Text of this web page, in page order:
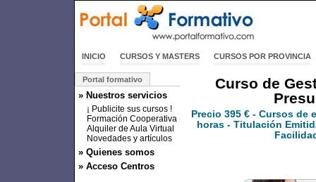
INICIO CURSOS Y MASTERS CURSOS POR PROVINCIA
Portal formativo
» Nuestros servicios
¡ Publicite sus cursos !
Formación Cooperativa
Alquiler de Aula Virtual
Novedades y artículos
» Quienes somos
» Acceso Centros
Curso de
Precio 395 € - Cursos de
horas - Titulación